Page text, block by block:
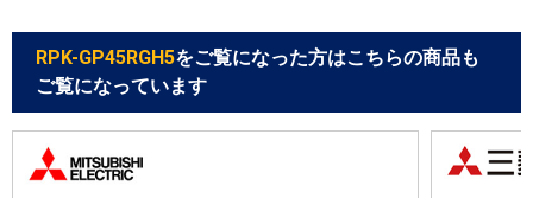
RPK-GP45RGH5をご覧になった方はこちらの商品も
ご覧になっています